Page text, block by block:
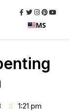
MS
1:21 pm